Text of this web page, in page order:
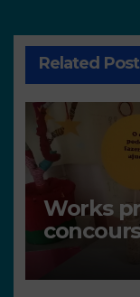
Related Post
Works